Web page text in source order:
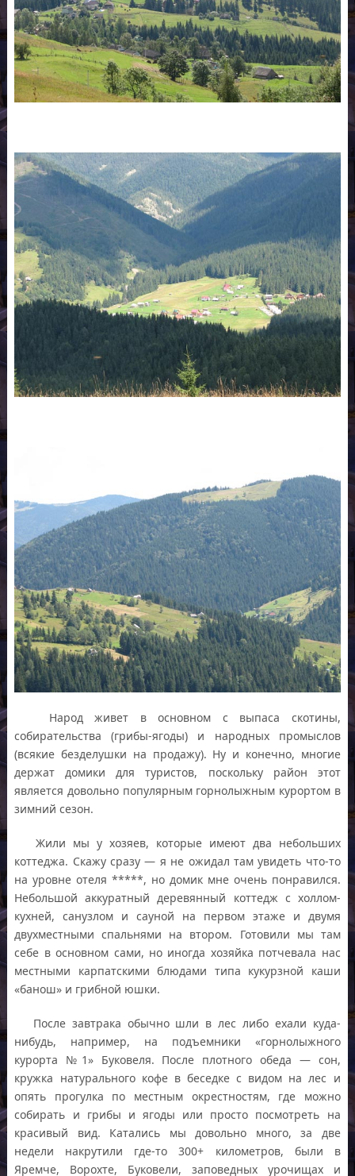
Народ живет в основном с выпаса скотины,
собирательства (грибы-ягоды) и народных промыслов
(всякие безделушки на продажу). Ну и конечно, многие
держат домики для туристов, поскольку район этот
является довольно популярным горнолыжным курортом в
зимний сезон.
Жили мы у хозяев, которые имеют два небольших
коттеджа. Скажу сразу — я не ожидал там увидеть что-то
на уровне отеля *****, но домик мне очень понравился.
Небольшой аккуратный деревянный коттедж с холлом-
кухней, санузлом и сауной на первом этаже и двумя
двухместными спальнями на втором. Готовили мы там
себе в основном сами, но иногда хозяйка потчевала нас
местными карпатскими блюдами типа кукурзной каши
«банош» и грибной юшки.
После завтрака обычно шли в лес либо ехали куда-
нибудь, например, на подъемники «горнолыжного
курорта №1» Буковеля. После плотного обеда — сон,
кружка натурального кофе в беседке с видом на лес и
опять прогулка по местным окрестностям, где можно
собирать и грибы и ягоды или просто посмотреть на
красивый вид. Катались мы довольно много, за две
недели накрутили где-то 300+ километров, были в
Яремче, Ворохте, Буковели, заповедных урочищах и